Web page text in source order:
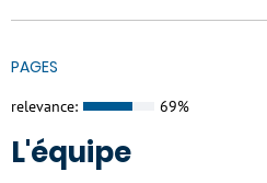
PAGES
relevance: 69%
L'équipe